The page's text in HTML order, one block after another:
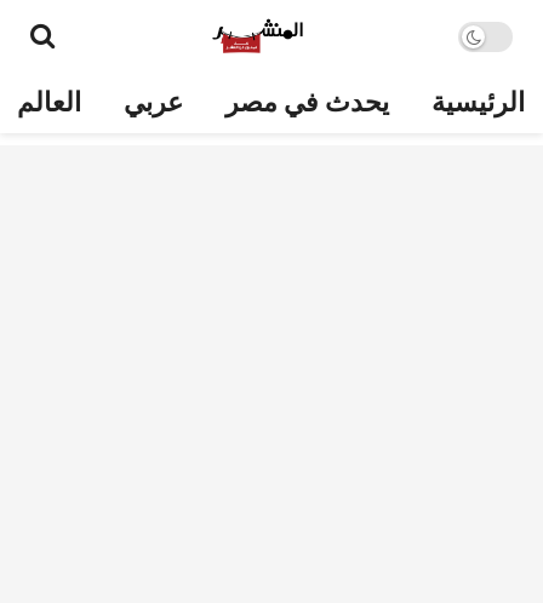
الرئيسية يحدث في مصر عربي العالم